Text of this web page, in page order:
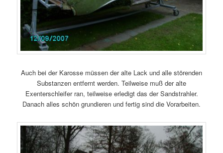
Auch bei der Karosse müssen der alte Lack und alle störenden
Substanzen entfernt werden. Teilweise muß der alte
Exenterschleifer ran, teilweise erledigt das der Sandstrahler.
Danach alles schön grundieren und fertig sind die Vorarbeiten.